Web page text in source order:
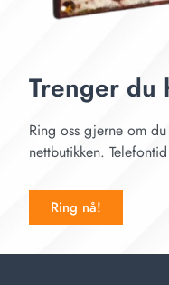
Trenger du
Ring oss gjerne om
nettbutikken.
Ring nå!